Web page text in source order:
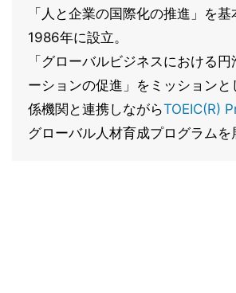
「人と企業の国際化の推進」を基
1986年に設立。
「グローバルビジネスにおける
ーションの促進」をミッションと
係機関と連携しながらTOEIC(R)
グローバル人材育成プログラムを